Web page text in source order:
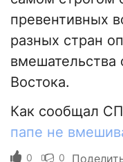
превентивных
разных стран
вмешательства
Востока.
Как сообщал
папе не
0 0